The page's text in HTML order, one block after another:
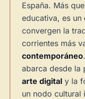
España. Más
educativa, es un
convergen la
corrientes más
contemporáneo
abarca desde la
arte digital y la
un nodo cultural